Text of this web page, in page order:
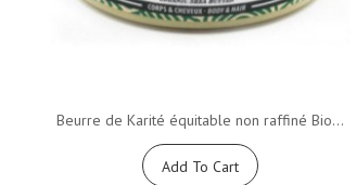
Beurre de Karité équitable non raffiné Bio...
Add To Cart